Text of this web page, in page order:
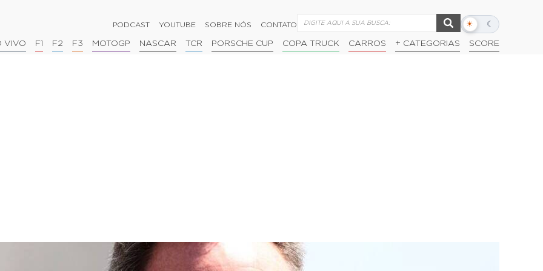
PODCAST YOUTUBE SOBRE NÓS CONTATO ☀ ☾
Alternar
escuro
VIVO F1 F2 F3 MOTOGP NASCAR TCR PORSCHE CUP COPA TRUCK CARROS + CATEGORIAS SCORE